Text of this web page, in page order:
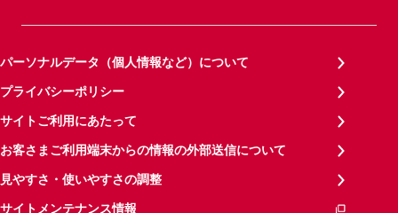
パーソナルデータ（個人情報など）について
プライバシーポリシー
サイトご利用にあたって
お客さまご利用端末からの情報の外部送信について
見やすさ・使いやすさの調整
サイトメンテナンス情報